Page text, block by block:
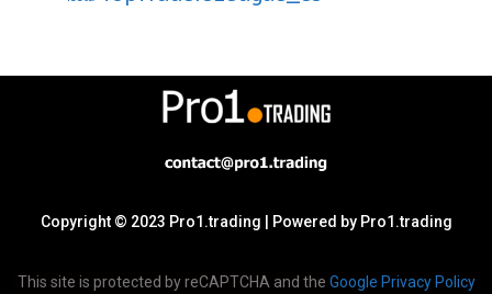
Copyright © 2023 Pro1.trading | Powered by Pro1.trading
This site is protected by reCAPTCHA and the Google Privacy Policy